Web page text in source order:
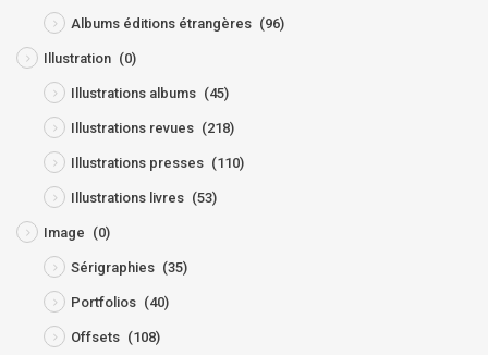
Albums éditions étrangères (96)
Illustration (0)
Illustrations albums (45)
Illustrations revues (218)
Illustrations presses (110)
Illustrations livres (53)
Image (0)
Sérigraphies (35)
Portfolios (40)
Offsets (108)